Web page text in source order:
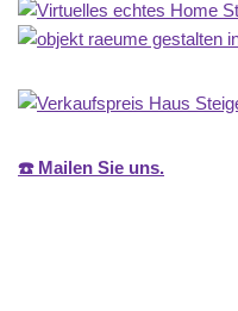
☎️ Mailen Sie uns.